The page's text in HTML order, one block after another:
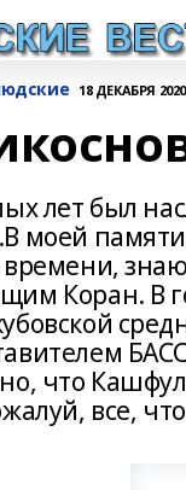
18 ДЕКАБРЯ
лет был
моей
времени,
Коран. В
что
все,